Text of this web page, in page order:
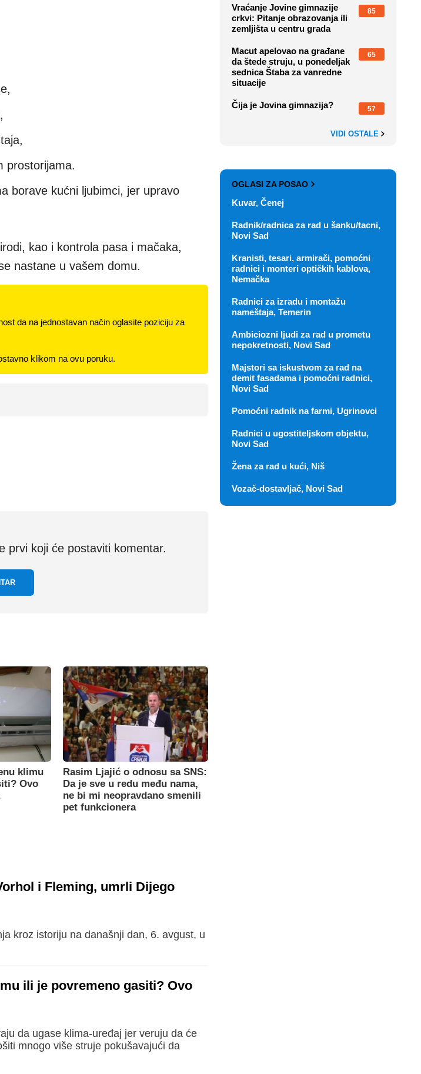
prostorijama.
borave kućni ljubimci, jer upravo
kao i kontrola pasa i mačaka,
nastane u vašem domu.
da na jednostavan način oglasite poziciju za
klikom na ovu poruku.
prvi koji će postaviti komentar.
klimu
Ovo
Rasim Ljajić o odnosu sa SNS:
Da je sve u redu među nama,
ne bi mi neopravdano smenili
pet funkcionera
i Fleming, umrli Dijego
kroz istoriju na današnji dan, 6. avgust, u
ili je povremeno gasiti? Ovo
da ugase klima-uređaj jer veruju da će
mnogo više struje pokušavajući da
Vraćanje Jovine gimnazije
crkvi: Pitanje obrazovanja ili
zemljišta u centru grada
85
Macut apelovao na građane
da štede struju, u ponedeljak
sednica Štaba za vanredne
situacije
65
Čija je Jovina gimnazija? 57
VIDI OSTALE
OGLASI ZA POSAO
Kuvar, Čenej
Radnik/radnica za rad u šanku/tacni,
Novi Sad
Kranisti, tesari, armirači, pomoćni
radnici i monteri optičkih kablova,
Nemačka
Radnici za izradu i montažu
nameštaja, Temerin
Ambiciozni ljudi za rad u prometu
nepokretnosti, Novi Sad
Majstori sa iskustvom za rad na
demit fasadama i pomoćni radnici,
Novi Sad
Pomoćni radnik na farmi, Ugrinovci
Radnici u ugostiteljskom objektu,
Novi Sad
Žena za rad u kući, Niš
Vozač-dostavljač, Novi Sad